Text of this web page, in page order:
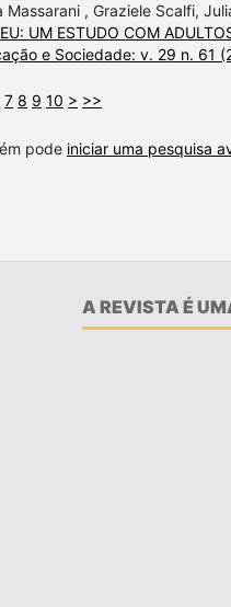
Massarani , Graziele Scalfi,
UM ESTUDO COM
e Sociedade: v. 29 n. 61
7 8 9 10 > >>
pode iniciar uma pesquisa
A REVISTA É